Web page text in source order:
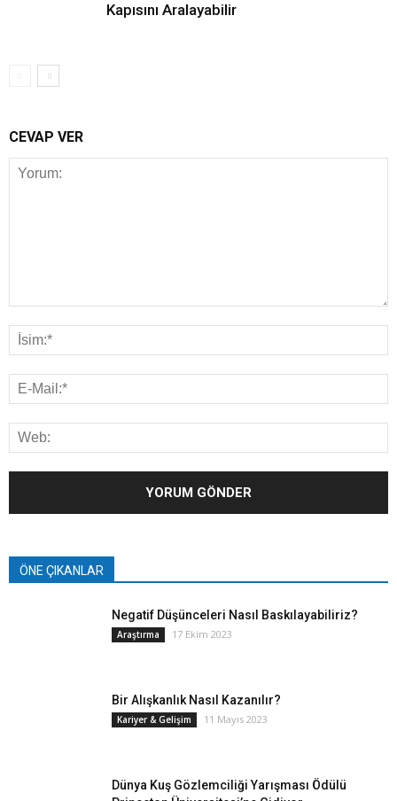
Kapısını Aralayabilir
CEVAP VER
ÖNE ÇIKANLAR
Negatif Düşünceleri Nasıl Baskılayabiliriz?
Araştırma 17 Ekim 2023
Bir Alışkanlık Nasıl Kazanılır?
Kariyer & Gelişim 11 Mayıs 2023
Dünya Kuş Gözlemciliği Yarışması Ödülü